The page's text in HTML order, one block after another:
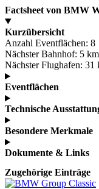
Factsheet von BMW
Kurzübersicht
Anzahl Eventflächen: 8
Nächster Bahnhof: 5 km
Nächster Flughafen: 31
Eventflächen
Technische
Besondere Merkmale
Dokumente & Links
Zugehörige Einträge